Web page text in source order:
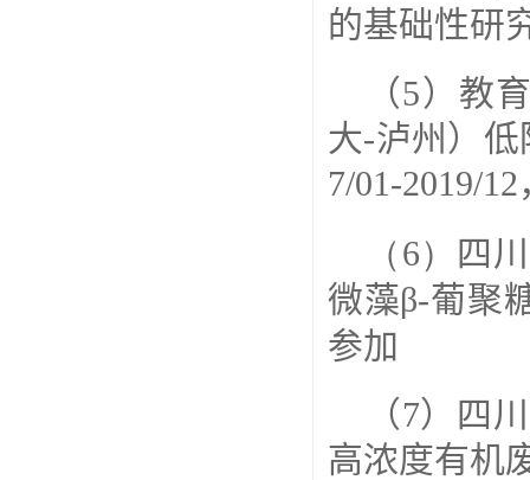
的基础性研
（5）教
大-泸州）
7/01-2019/
（6） 四
微藻β-葡聚
参加
（7）四
高浓度有机